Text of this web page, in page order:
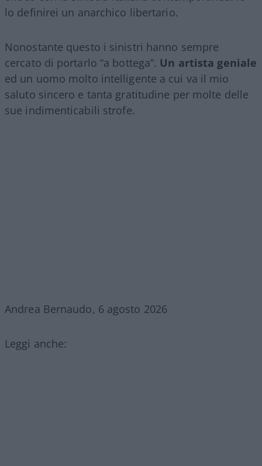
lo definirei un anarchico libertario.
Nonostante questo i sinistri hanno sempre
cercato di portarlo “a bottega”. Un artista geniale
ed un uomo molto intelligente a cui va il mio
saluto sincero e tanta gratitudine per molte delle
sue indimenticabili strofe.
Andrea Bernaudo, 6 agosto 2026
Leggi anche: